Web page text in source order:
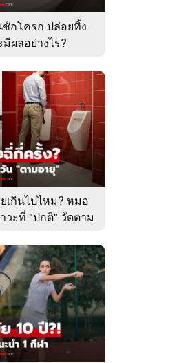
ชักโครก ปล่อยทิ้ง
ผลอย่างไร?
เกินไปไหม? หมอ
วะที่ "ปกติ" วัดตาม